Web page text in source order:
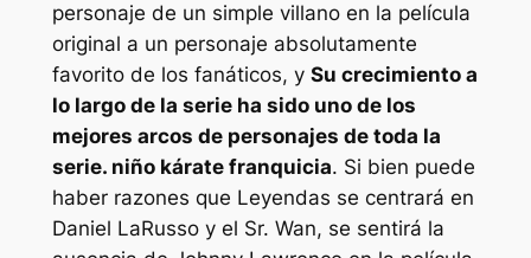
personaje de un simple villano en la película
original a un personaje absolutamente
favorito de los fanáticos, y Su crecimiento a
lo largo de la serie ha sido uno de los
mejores arcos de personajes de toda la
serie. niño káratefranquicia. Si bien puede
haber razones que Leyendas se centrará en
Daniel LaRusso y el Sr. Wan, se sentirá la